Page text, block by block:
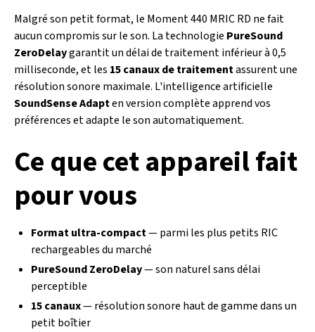
Malgré son petit format, le Moment 440 MRIC RD ne fait
aucun compromis sur le son. La technologie PureSound
ZeroDelaygarantit un délai de traitement inférieur à 0,5
milliseconde, et les 15 canaux de traitementassurent une
résolution sonore maximale. L'intelligence artificielle
SoundSense Adapten version complète apprend vos
préférences et adapte le son automatiquement.
Ce que cet appareil fait
pour vous
Format ultra-compact— parmi les plus petits RIC
rechargeables du marché
PureSound ZeroDelay— son naturel sans délai
perceptible
15 canaux— résolution sonore haut de gamme dans un
petit boîtier